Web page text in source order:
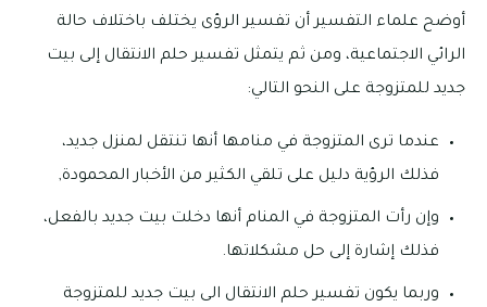
أوضح علماء التفسير أن تفسير الرؤى يختلف باختلاف حالة
الرائي الاجتماعية، ومن ثم يتمثل تفسير حلم الانتقال إلى بيت
جديد للمتزوجة على النحو التالي:
عندما ترى المتزوجة في منامها أنها تنتقل لمنزل جديد،
فذلك الرؤية دليل على تلقي الكثير من الأخبار المحمودة,
وإن رأت المتزوجة في المنام أنها دخلت بيت جديد بالفعل،
فذلك إشارة إلى حل مشكلاتها.
وربما يكون تفسير حلم الانتقال الى بيت جديد للمتزوجة